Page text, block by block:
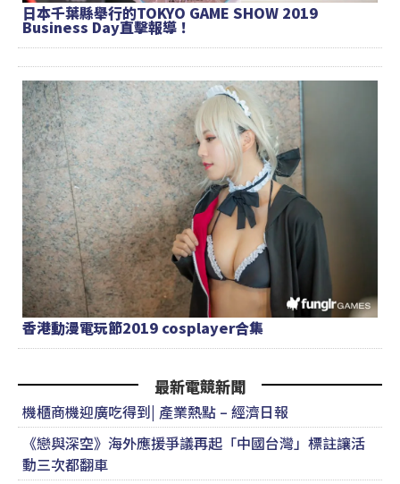
日本千葉縣舉行的TOKYO GAME SHOW 2019
Business Day直擊報導！
香港動漫電玩節2019 cosplayer合集
最新電競新聞
機櫃商機迎廣吃得到| 產業熱點 – 經濟日報
《戀與深空》海外應援爭議再起「中國台灣」標註讓活
動三次都翻車